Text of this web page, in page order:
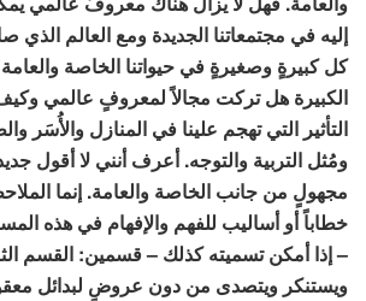
إليه في مجتمعاتنا الجديدة ومع العالم الذي
كل كبيرةٍ وصغيرةٍ في حيواتنا الخاصة
الكبيرة هل تركت مجالاً لمعروفٍ عالمي
التأثير التي تهجم علينا في المنازل والأُسَر
ومُثل التربية والتوجه. أعرف أنني لا أقول
مجهولٍ من جانب الخاصة والعامة. إنما
خطاباً أو أساليب للفهم والإفهام في هذه
– إذا أمكن تسميته كذلك – قسمين: القسم
ويستنكر ويتصدى من دون عروضٍ لبدائل